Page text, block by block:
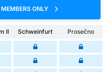
ONLY
II Schweinfurt
Prosečno